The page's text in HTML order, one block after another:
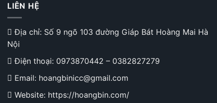
LIÊN HỆ
Địa chỉ: Số 9 ngõ 103 đường Giáp Bát Hoàng Mai Hà
Nội
Điện thoại: 0973870442 – 0382827279
Email: hoangbinicc@gmail.com
Website: https://hoangbin.com/